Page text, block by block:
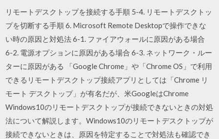
リモートデスクトップを接続する手順 5-4. リモートデスクトッ
プを切断する手順 6. Microsoft Remote Desktopで操作できな
い時の原因と対処法 6-1. ファイアウォールに原因がある場合
6-2. 電源オプションに原因がある場合 6-3. ネットワーク・ルー
ターに原因がある 「Google Chrome」や「Chrome OS」で利用
できるリモートデスクトップ接続アプリとしては「Chrome リ
モート デスクトップ」が有名だが、米GoogleはChrome
Windows10のリモートデスクトップが接続できないときの対処
法について解説します。Windows10のリモートデスクトップが
接続できないときは、原因を特定することで対処法も確認でき